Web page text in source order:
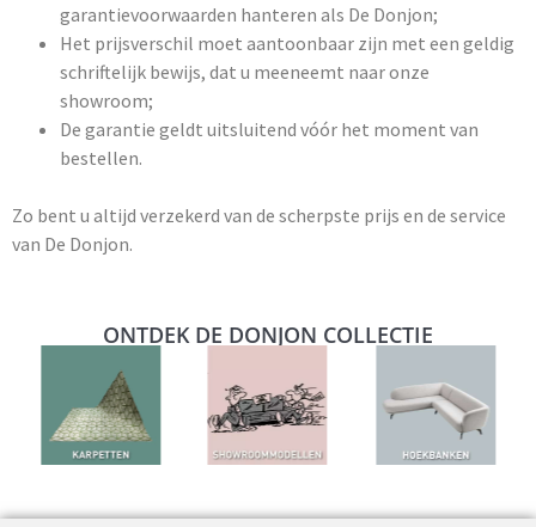
garantievoorwaarden hanteren als De Donjon;
Het prijsverschil moet aantoonbaar zijn met een geldig
schriftelijk bewijs, dat u meeneemt naar onze
showroom;
De garantie geldt uitsluitend vóór het moment van
bestellen.
Zo bent u altijd verzekerd van de scherpste prijs en de service
van De Donjon.
ONTDEK DE DONJON COLLECTIE